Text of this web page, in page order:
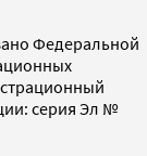
Федеральной
серия Эл №